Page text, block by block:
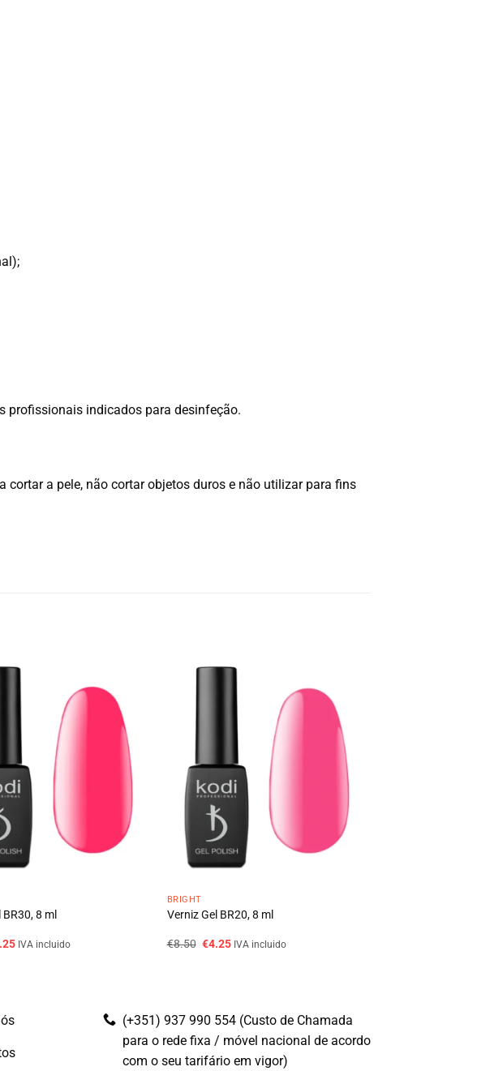
profissionais indicados para desinfeção.
a pele, não cortar objetos duros e não utilizar para fins
8 ml
OIVA incluido
BRIGHT
Verniz Gel BR20, 8 ml
€8.50 O
€4.25OIVA incluido
(+351) 937 990 554 (Custo de Chamada
para o rede fixa / móvel nacional de acordo
com o seu tarifário em vigor)